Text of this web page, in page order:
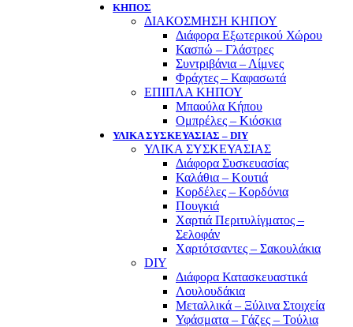
ΚΗΠΟΣ
ΔΙΑΚΟΣΜΗΣΗ ΚΗΠΟΥ
Διάφορα Εξωτερικού Χώρου
Κασπώ – Γλάστρες
Συντριβάνια – Λίμνες
Φράχτες – Καφασωτά
ΕΠΙΠΛΑ ΚΗΠΟΥ
Μπαούλα Κήπου
Ομπρέλες – Κιόσκια
ΥΛΙΚΑ ΣΥΣΚΕΥΑΣΙΑΣ – DIY
ΥΛΙΚΑ ΣΥΣΚΕΥΑΣΙΑΣ
Διάφορα Συσκευασίας
Καλάθια – Κουτιά
Κορδέλες – Κορδόνια
Πουγκιά
Χαρτιά Περιτυλίγματος –
Σελοφάν
Χαρτότσαντες – Σακουλάκια
DIY
Διάφορα Κατασκευαστικά
Λουλουδάκια
Μεταλλικά – Ξύλινα Στοιχεία
Υφάσματα – Γάζες – Τούλια